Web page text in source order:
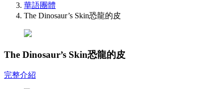
華語團體
The Dinosaur’s Skin恐龍的皮
The Dinosaur’s Skin恐龍的皮
完整介紹